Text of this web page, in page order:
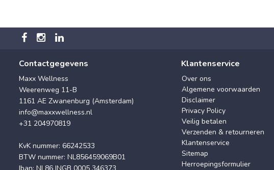
Contactgegevens
Maxx Wellness
Weerenweg 11-B
1161 AE Zwanenburg (Amsterdam)
info@maxxwellness.nl
+31 204970819
KvK nummer: 66242533
BTW nummer: NL856459069B01
Iban: NL86 INGB 0005 346373
Klantenservice
Over ons
Algemene voorwaarden
Disclaimer
Privacy Policy
Veilig betalen
Verzenden & retourneren
Klantenservice
Sitemap
Herroepingsformulier